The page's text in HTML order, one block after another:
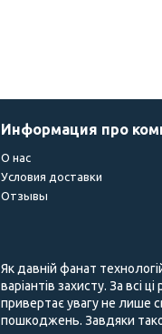
Информация про
О нас
Условия доставки
Отзывы
Як давній фанат
варіантів захисту. За всі
привертає увагу не лише
пошкоджень. Завдяки